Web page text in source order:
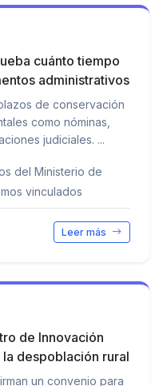
cuánto tiempo
administrativos
de conservación
como nóminas,
judiciales. ...
del Ministerio de
vinculados
Leer más
de Innovación
despoblación rural
un convenio para